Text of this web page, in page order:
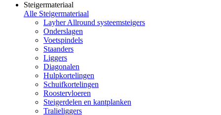
Steigermateriaal
Alle Steigermateriaal
Layher Allround systeemsteigers
Onderslagen
Voetspindels
Staanders
Liggers
Diagonalen
Hulpkortelingen
Schuifkortelingen
Roostervloeren
Steigerdelen en kantplanken
Tralieliggers